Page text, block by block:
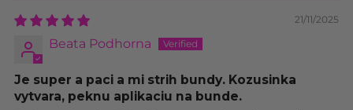
21/11/2025
Beata Podhorna
Je super a paci a mi strih bundy. Kozusinka
vytvara, peknu aplikaciu na bunde.